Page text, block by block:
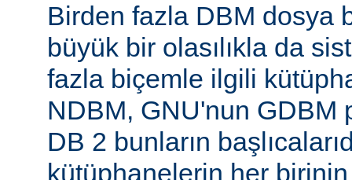
Birden fazla DBM dosya
büyük bir olasılıkla da
fazla biçemle ilgili
NDBM, GNU'nun GDBM
DB 2 bunların
kütüphanelerin her